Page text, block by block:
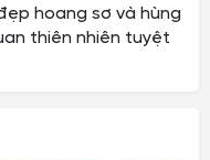
hoang sơ và hùng
thiên nhiên tuyệt